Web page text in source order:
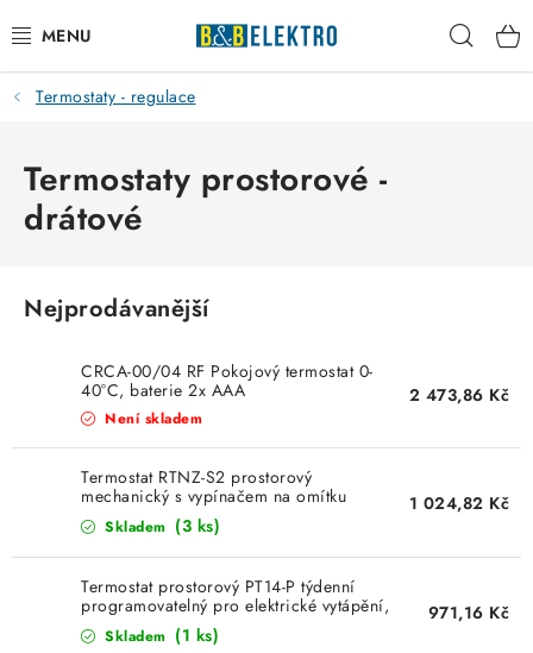
na
obsah
Reklamace / Vrácení zboží
Blog
Kontakty
ELEKTROMATERIÁL
JISTIČE
KABELY
ŽÁROVKY
Termostaty - regulace
Termostaty prostorové -
drátové
Nejprodávanější
CRCA-00/04 RF Pokojový termostat 0-
40°C, baterie 2x AAA
Není skladem
2 473,86 Kč
Termostat RTNZ-S2 prostorový
mechanický s vypínačem na omítku
10A/230V Stiebel Eltron
Skladem (3 ks)
1 024,82 Kč
Termostat prostorový PT14-P týdenní
programovatelný pro elektrické vytápění,
kotleSkladem (1 ks)
971,16 Kč